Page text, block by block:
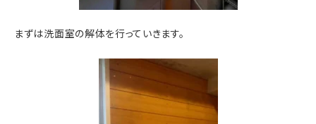
まずは洗面室の解体を行っていきます。